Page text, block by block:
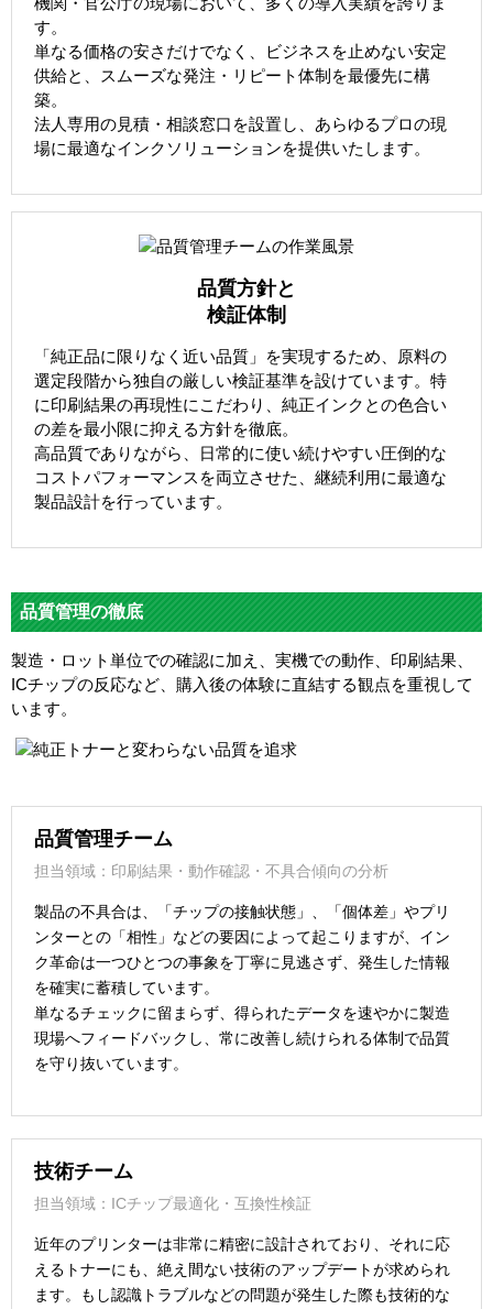
す。
単なる価格の安さだけでなく、ビジネスを止めない安定
供給と、スムーズな発注・リピート体制を最優先に構
築。
法人専用の見積・相談窓口を設置し、あらゆるプロの現
場に最適なインクソリューションを提供いたします。
品質方針と
検証体制
「純正品に限りなく近い品質」を実現するため、原料の
選定段階から独自の厳しい検証基準を設けています。特
に印刷結果の再現性にこだわり、純正インクとの色合い
の差を最小限に抑える方針を徹底。
高品質でありながら、日常的に使い続けやすい圧倒的な
コストパフォーマンスを両立させた、継続利用に最適な
製品設計を行っています。
品質管理の徹底
製造・ロット単位での確認に加え、実機での動作、印刷結果、
ICチップの反応など、購入後の体験に直結する観点を重視して
います。
品質管理チーム
担当領域：印刷結果・動作確認・不具合傾向の分析
製品の不具合は、「チップの接触状態」、「個体差」やプリ
ンターとの「相性」などの要因によって起こりますが、イン
ク革命は一つひとつの事象を丁寧に見逃さず、発生した情報
を確実に蓄積しています。
単なるチェックに留まらず、得られたデータを速やかに製造
現場へフィードバックし、常に改善し続けられる体制で品質
を守り抜いています。
技術チーム
担当領域：ICチップ最適化・互換性検証
近年のプリンターは非常に精密に設計されており、それに応
えるトナーにも、絶え間ない技術のアップデートが求められ
ます。もし認識トラブルなどの問題が発生した際も技術的な